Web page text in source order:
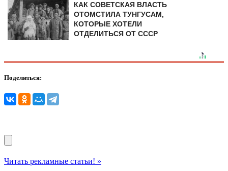
КАК СОВЕТСКАЯ ВЛАСТЬ
ОТОМСТИЛА ТУНГУCAМ,
КОТОРЫЕ ХОТЕЛИ
ОТДЕЛИТЬСЯ ОТ СССР
Поделиться:
Читать рекламные статьи! »